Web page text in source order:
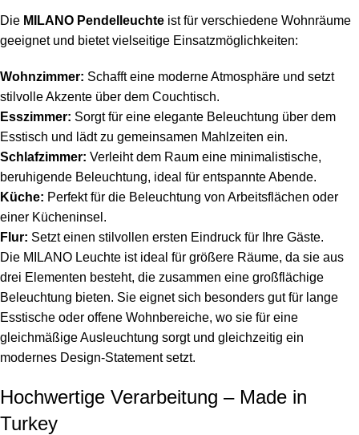
Die MILANO Pendelleuchte ist für verschiedene Wohnräume
geeignet und bietet vielseitige Einsatzmöglichkeiten:
Wohnzimmer: Schafft eine moderne Atmosphäre und setzt
stilvolle Akzente über dem Couchtisch.
Esszimmer: Sorgt für eine elegante Beleuchtung über dem
Esstisch und lädt zu gemeinsamen Mahlzeiten ein.
Schlafzimmer: Verleiht dem Raum eine minimalistische,
beruhigende Beleuchtung, ideal für entspannte Abende.
Küche: Perfekt für die Beleuchtung von Arbeitsflächen oder
einer Kücheninsel.
Flur: Setzt einen stilvollen ersten Eindruck für Ihre Gäste.
Die MILANO Leuchte ist ideal für größere Räume, da sie aus
drei Elementen besteht, die zusammen eine großflächige
Beleuchtung bieten. Sie eignet sich besonders gut für lange
Esstische oder offene Wohnbereiche, wo sie für eine
gleichmäßige Ausleuchtung sorgt und gleichzeitig ein
modernes Design-Statement setzt.
Hochwertige Verarbeitung – Made in
Turkey